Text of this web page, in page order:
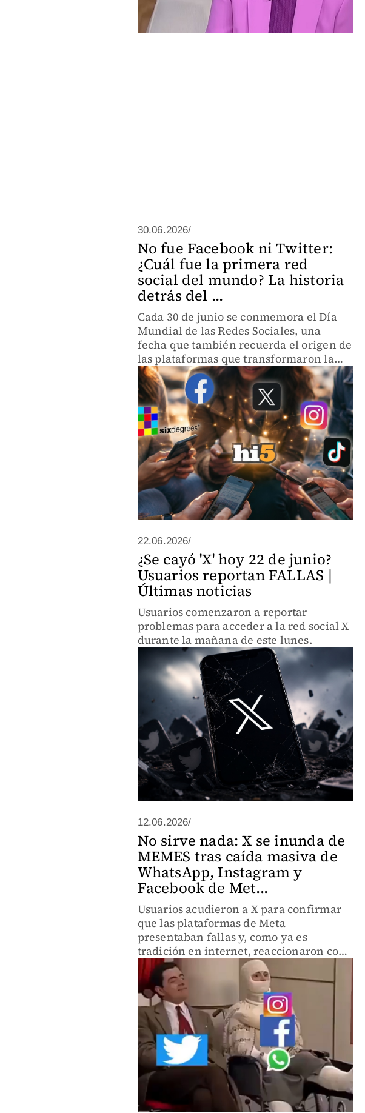
30.06.2026/
No fue Facebook ni Twitter:
¿Cuál fue la primera red
social del mundo? La historia
detrás del ...
Cada 30 de junio se conmemora el Día
Mundial de las Redes Sociales, una
fecha que también recuerda el origen de
las plataformas que transformaron la
forma en que millones de personas se
comunican.
22.06.2026/
¿Se cayó 'X' hoy 22 de junio?
Usuarios reportan FALLAS |
Últimas noticias
Usuarios comenzaron a reportar
problemas para acceder a la red social X
durante la mañana de este lunes.
12.06.2026/
No sirve nada: X se inunda de
MEMES tras caída masiva de
WhatsApp, Instagram y
Facebook de Met...
Usuarios acudieron a X para confirmar
que las plataformas de Meta
presentaban fallas y, como ya es
tradición en internet, reaccionaron con
una ola de memes; aquí los mejores.